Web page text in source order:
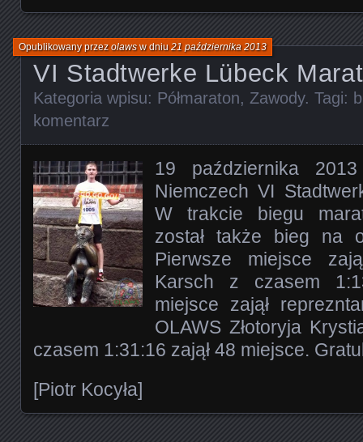
VI Stadtwerke Lübeck
Opublikowany przezolawsw dniu21 października 2013
Kategoria wpisu: Półmaraton, Zawody. Tagi:
komentarz
19 października
Niemczech VI
W trakcie biegu
został także bieg na
Pierwsze miejsce
Karsch z czasem
miejsce zajął
OLAWS Złotoryja
czasem 1:31:16 zajął 48 miejsce.
[Piotr Kocyła]